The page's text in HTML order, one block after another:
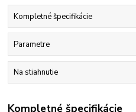
Kompletné špecifikácie
Parametre
Na stiahnutie
Kompletné špecifikácie